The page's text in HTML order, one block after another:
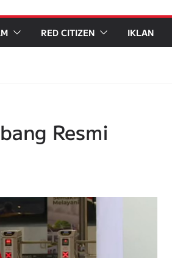
RED CITIZEN IKLAN
Resmi